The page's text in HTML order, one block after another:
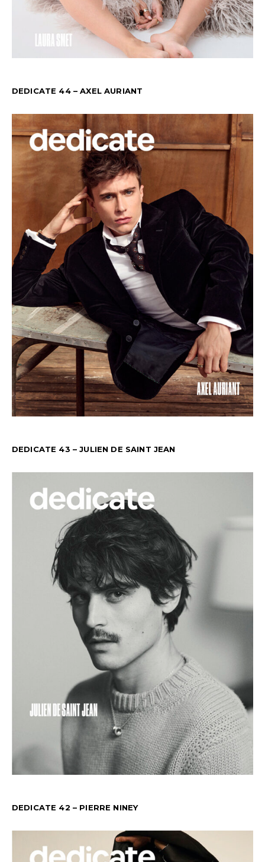
DEDICATE 44 – AXEL AURIANT
DEDICATE 43 – JULIEN DE SAINT JEAN
DEDICATE 42 – PIERRE NINEY